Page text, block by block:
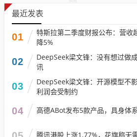
最近发表
01
特斯拉第二季度财报公布：营收
降5%
02
DeepSeek梁文锋：没有想过做
讯
03
DeepSeek梁文锋：开源模型不
利润会受制约
04 高德ABot发布5款产品，具身体
腾讯港股上涨1.77%，花旗称无